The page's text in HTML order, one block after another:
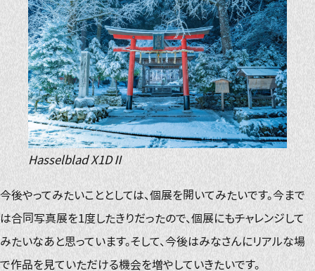
Hasselblad X1DⅡ
今後やってみたいこととしては、個展を開いてみたいです。今まで
は合同写真展を1度したきりだったので、個展にもチャレンジして
みたいなあと思っています。そして、今後はみなさんにリアルな場
で作品を見ていただける機会を増やしていきたいです。